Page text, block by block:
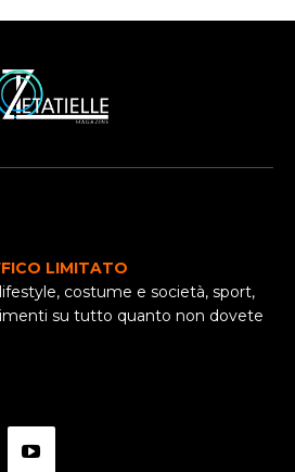
LIMITATO
costume e società, sport,
su tutto quanto non dovete